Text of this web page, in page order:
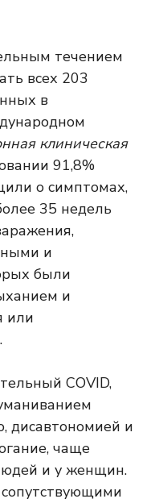
течением
всех 203
в
клиническая
91,8%
о симптомах,
35 недель
и
были
и
или
COVID,
дисавтономией и
, чаще
и у женщин.